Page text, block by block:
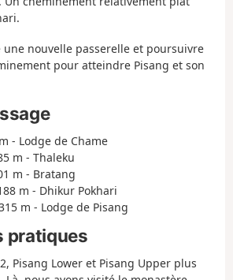
une nouvelle passerelle et poursuivre
pour atteindre Pisang et son
- Lodge de Chame
m - Thaleku
m - Bratang
m - Dhikur Pokhari
m - Lodge de Pisang
pratiques
Pisang Lower et Pisang Upper plus